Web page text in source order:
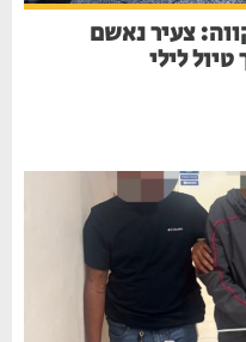
צעיר נאשם
לילי